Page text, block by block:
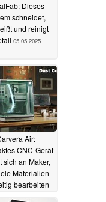
Dieses
schneidet,
und reinigt
05.05.2025
Air:
CNC-Gerät
sich an Maker,
Materialien
bearbeiten